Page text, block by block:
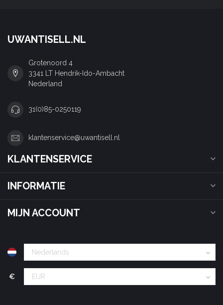
UWANTISELL.NL
Grotenoord 4
3341 LT Hendrik-Ido-Ambacht
Nederland
31(0)85-0250119
klantenservice@uwantisell.nl
KLANTENSERVICE
INFORMATIE
MIJN ACCOUNT
€